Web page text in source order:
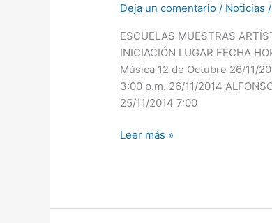
Deja un comentario / Noticias /
ESCUELAS MUESTRAS
INICIACIÓN LUGAR FECHA
Música 12 de Octubre 26/11/
3:00 p.m. 26/11/2014
25/11/2014 7:00
2014
Leer más »